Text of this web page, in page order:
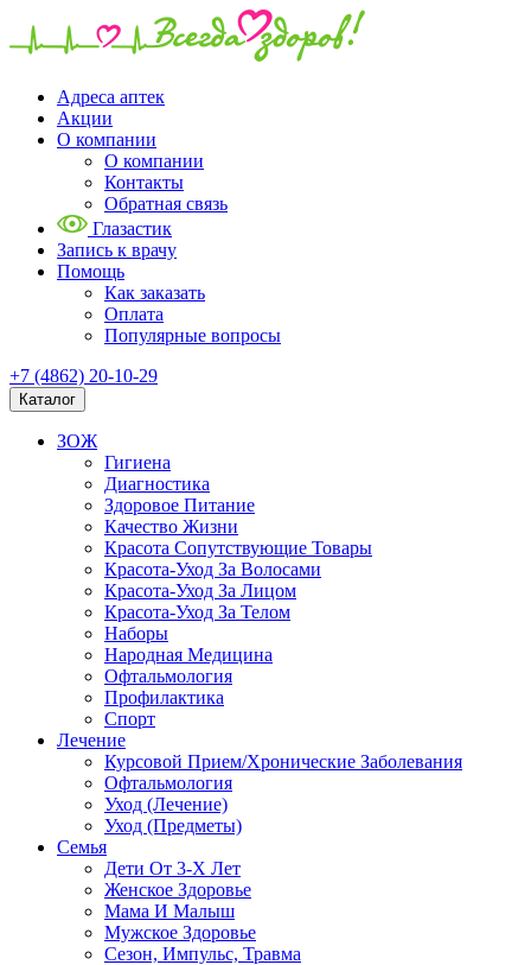
Адреса аптек
Акции
О компании
О компании
Контакты
Обратная связь
Глазастик
Запись к врачу
Помощь
Как заказать
Оплата
Популярные вопросы
+7 (4862) 20-10-29
Каталог
ЗОЖ
Гигиена
Диагностика
Здоровое Питание
Качество Жизни
Красота Сопутствующие Товары
Красота-Уход За Волосами
Красота-Уход За Лицом
Красота-Уход За Телом
Наборы
Народная Медицина
Офтальмология
Профилактика
Спорт
Лечение
Курсовой Прием/Хронические Заболевания
Офтальмология
Уход (Лечение)
Уход (Предметы)
Семья
Дети От 3-Х Лет
Женское Здоровье
Мама И Малыш
Мужское Здоровье
Сезон, Импульс, Травма